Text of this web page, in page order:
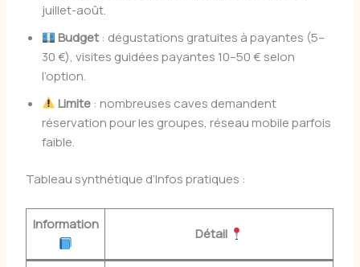
juillet-août.
Budget : dégustations gratuites à payantes (5–
30 €), visites guidées payantes 10–50 € selon
l’option.
Limite : nombreuses caves demandent
réservation pour les groupes, réseau mobile parfois
faible.
Tableau synthétique d’Infos pratiques :
Information
Détail